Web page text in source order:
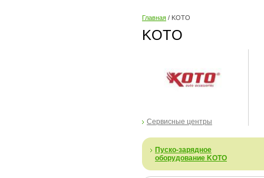
Главная / KOTO
KOTO
Сервисные центры
Пуско-зарядное
оборудование KOTO